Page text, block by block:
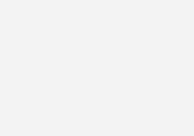
Übertragungsnetzbetreiber
APG ein
zwischen APG
diesem Thema aus?
APG-